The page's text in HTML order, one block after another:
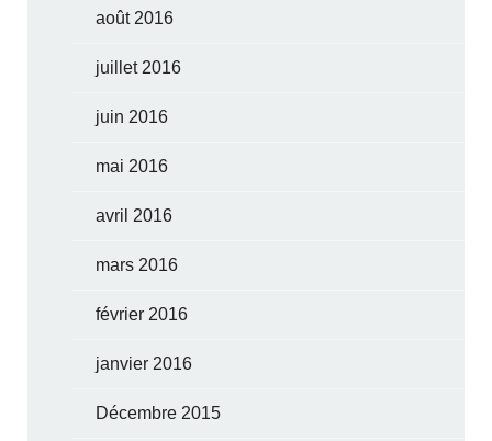
août 2016
juillet 2016
juin 2016
mai 2016
avril 2016
mars 2016
février 2016
janvier 2016
Décembre 2015